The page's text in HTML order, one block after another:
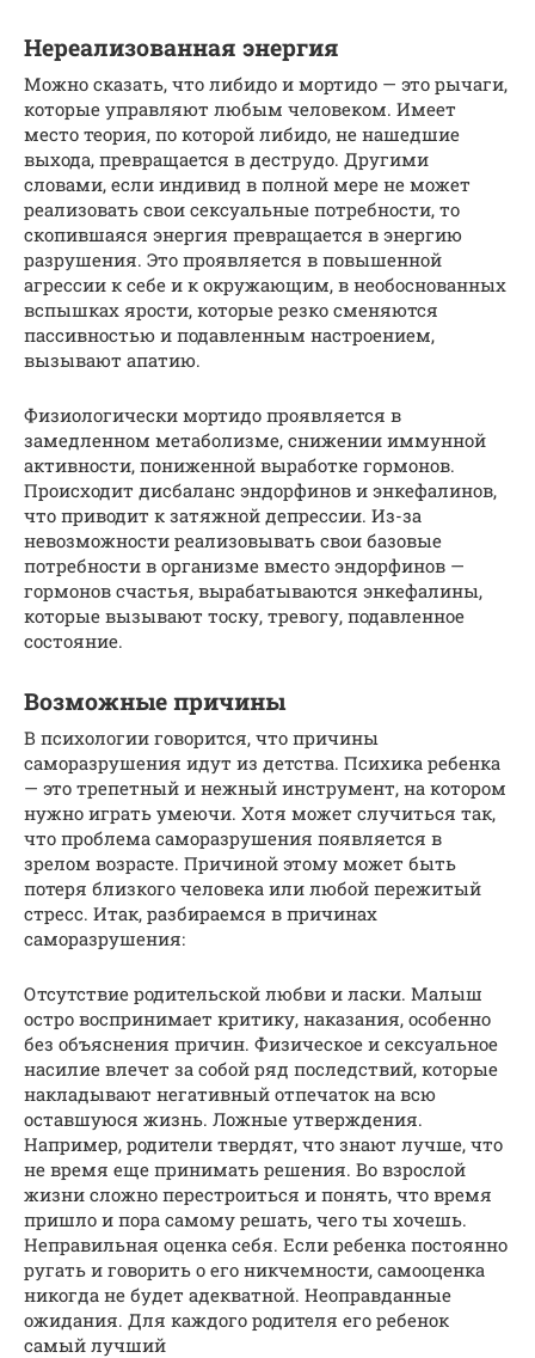
Нереализованная энергия
Можно сказать, что либидо и мортидо — это рычаги,
которые управляют любым человеком. Имеет
место теория, по которой либидо, не нашедшие
выхода, превращается в деструдо. Другими
словами, если индивид в полной мере не может
реализовать свои сексуальные потребности, то
скопившаяся энергия превращается в энергию
разрушения. Это проявляется в повышенной
агрессии к себе и к окружающим, в необоснованных
вспышках ярости, которые резко сменяются
пассивностью и подавленным настроением,
вызывают апатию.
Физиологически мортидо проявляется в
замедленном метаболизме, снижении иммунной
активности, пониженной выработке гормонов.
Происходит дисбаланс эндорфинов и энкефалинов,
что приводит к затяжной депрессии. Из-за
невозможности реализовывать свои базовые
потребности в организме вместо эндорфинов —
гормонов счастья, вырабатываются энкефалины,
которые вызывают тоску, тревогу, подавленное
состояние.
Возможные причины
В психологии говорится, что причины
саморазрушения идут из детства. Психика ребенка
— это трепетный и нежный инструмент, на котором
нужно играть умеючи. Хотя может случиться так,
что проблема саморазрушения появляется в
зрелом возрасте. Причиной этому может быть
потеря близкого человека или любой пережитый
стресс. Итак, разбираемся в причинах
саморазрушения:
Отсутствие родительской любви и ласки. Малыш
остро воспринимает критику, наказания, особенно
без объяснения причин. Физическое и сексуальное
насилие влечет за собой ряд последствий, которые
накладывают негативный отпечаток на всю
оставшуюся жизнь. Ложные утверждения.
Например, родители твердят, что знают лучше, что
не время еще принимать решения. Во взрослой
жизни сложно перестроиться и понять, что время
пришло и пора самому решать, чего ты хочешь.
Неправильная оценка себя. Если ребенка постоянно
ругать и говорить о его никчемности, самооценка
никогда не будет адекватной. Неоправданные
ожидания. Для каждого родителя его ребенок
самый лучший